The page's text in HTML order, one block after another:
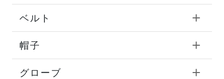
ベルト
帽子
グローブ